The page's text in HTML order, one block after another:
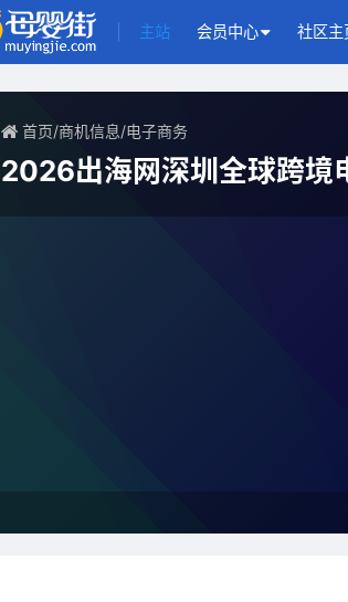
主站 会员中心 社区主
首页/商机信息/电子商务
2026出海网深圳全球跨境